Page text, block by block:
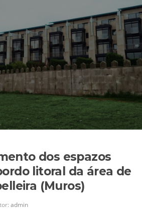
dos espazos
litoral da área de
(Muros)
admin